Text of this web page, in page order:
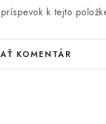
k tejto
KOMENTÁR